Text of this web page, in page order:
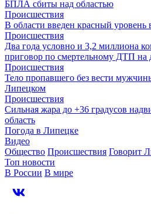
БПЛА сбиты над областью
Происшествия
В области введен красный уровень
Происшествия
Два года условно и 3,2 миллиона
приговор по смертельному ДТП на
Происшествия
Тело пропавшего без вести
Липецком
Происшествия
Сильная жара до +36 градусов
область
Погода в Липецке
Видео
Общество Происшествия Говорит
Топ новости
В России В мире